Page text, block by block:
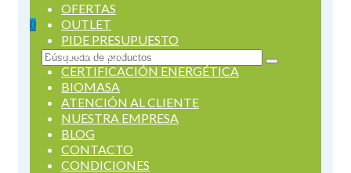
0
Buscar
por:
OFERTAS
OUTLET
PIDE PRESUPUESTO
SERVICIOS
CERTIFICACIÓN ENERGÉTICA
BIOMASA
ATENCIÓN AL CLIENTE
NUESTRA EMPRESA
BLOG
CONTACTO
CONDICIONES